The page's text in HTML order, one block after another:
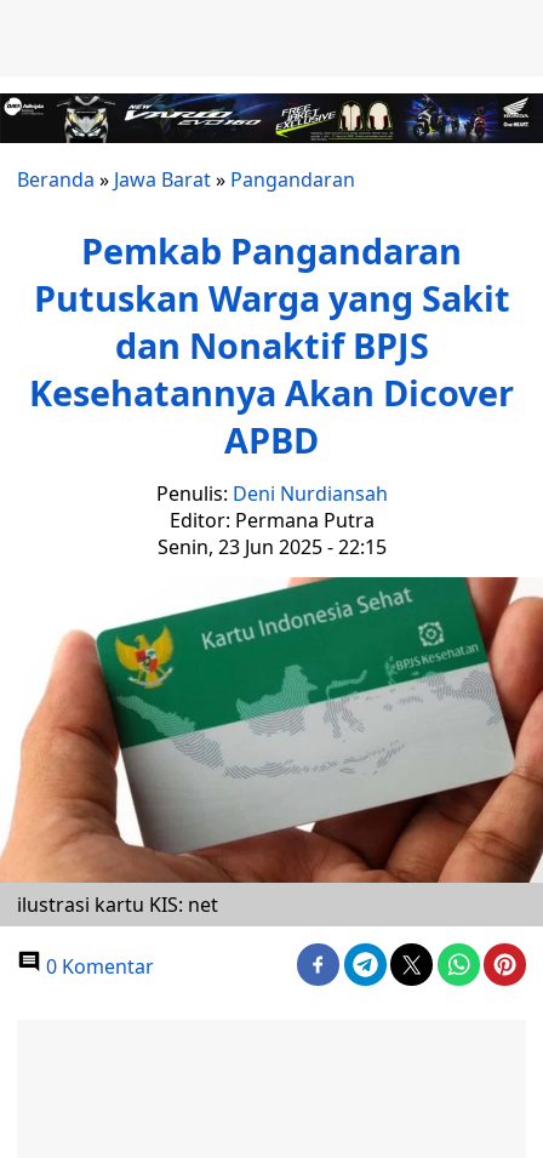
Beranda » Jawa Barat» Pangandaran
Pemkab Pangandaran
Putuskan Warga yang Sakit
dan Nonaktif BPJS
Kesehatannya Akan Dicover
APBD
Penulis: Deni Nurdiansah
Editor: Permana Putra
Senin, 23 Jun 2025 - 22:15
ilustrasi kartu KIS: net
0 Komentar